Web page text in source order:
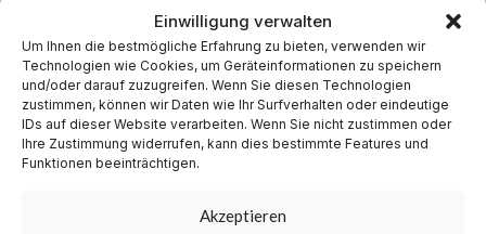
Einwilligung verwalten
Um Ihnen die bestmögliche Erfahrung zu bieten, verwenden wir
Technologien wie Cookies, um Geräteinformationen zu speichern
und/oder darauf zuzugreifen. Wenn Sie diesen Technologien
zustimmen, können wir Daten wie Ihr Surfverhalten oder eindeutige
IDs auf dieser Website verarbeiten. Wenn Sie nicht zustimmen oder
Ihre Zustimmung widerrufen, kann dies bestimmte Features und
Funktionen beeinträchtigen.
Akzeptieren
September 2024
August 2024
Juli 2024
Juni 2024
Mai 2024